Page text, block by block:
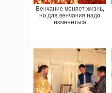
Венчание меняет жизнь,
но для венчания надо
измениться